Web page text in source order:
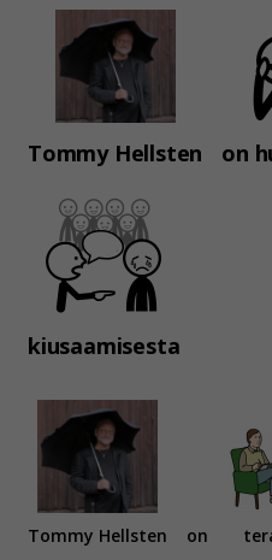
Tommy Hellsten on
kiusaamisesta
Tommy Hellsten on